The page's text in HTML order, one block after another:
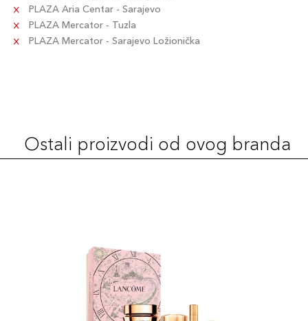
PLAZA Aria Centar - Sarajevo
PLAZA Mercator - Tuzla
PLAZA Mercator - Sarajevo Ložionička
Ostali proizvodi od ovog branda